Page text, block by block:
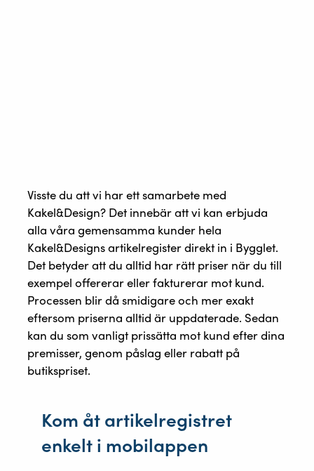
Visste du att vi har ett samarbete med
Kakel&Design? Det innebär att vi kan erbjuda
alla våra gemensamma kunder hela
Kakel&Designs artikelregister direkt in i Bygglet.
Det betyder att du alltid har rätt priser när du till
exempel offererar eller fakturerar mot kund.
Processen blir då smidigare och mer exakt
eftersom priserna alltid är uppdaterade. Sedan
kan du som vanligt prissätta mot kund efter dina
premisser, genom påslag eller rabatt på
butikspriset.
Kom åt artikelregistret
enkelt i mobilappen